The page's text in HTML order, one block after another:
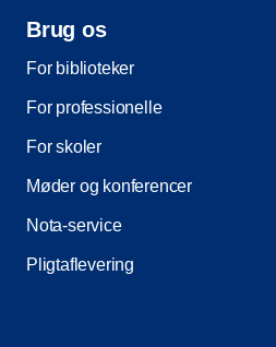
Brug os
For biblioteker
For professionelle
For skoler
Møder og konferencer
Nota-service
Pligtaflevering